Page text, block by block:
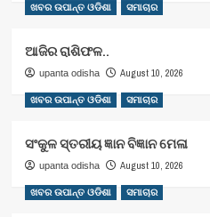
ଖବର ଉପାନ୍ତ ଓଡିଶା ସମାଚାର
ଆଜିର ରାଶିଫଳ..
upanta odisha August 10, 2026
ଖବର ଉପାନ୍ତ ଓଡିଶା ସମାଚାର
ସଂକୁଳ ସ୍ତରୀୟ ଜ୍ଞାନ ବିଜ୍ଞାନ ମେଳା
upanta odisha August 10, 2026
ଖବର ଉପାନ୍ତ ଓଡିଶା ସମାଚାର